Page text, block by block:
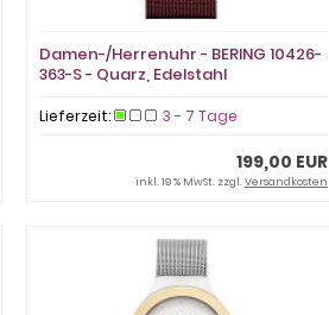
Damen-/Herrenuhr - BERING 10426-
363-S - Quarz, Edelstahl
Lieferzeit: 3 - 7 Tage
199,00 EUR
inkl. 19 % MwSt. zzgl.Versandkosten